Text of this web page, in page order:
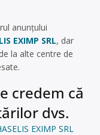
anunțului
EXIMP SRL, dar
la alte centre de
credem că
dvs.
EXIMP SRL